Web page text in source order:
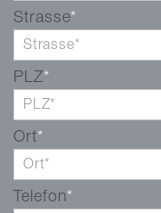
Strasse
PLZ
Ort
Telefon